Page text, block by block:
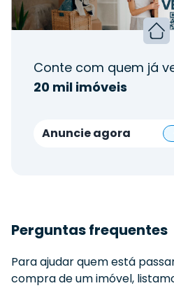
Conte com quem já
20 mil imóveis
Anuncie agora
Perguntas frequentes
Para ajudar quem está
compra de um imóvel,